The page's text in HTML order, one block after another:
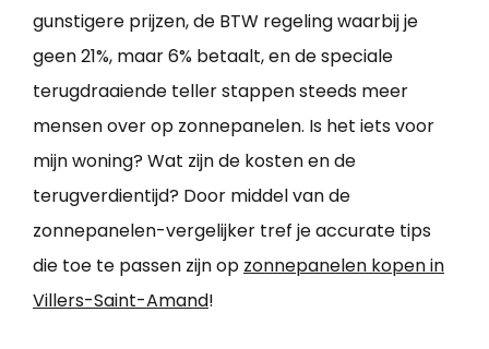
gunstigere prijzen, de BTW regeling waarbij je
geen 21%, maar 6% betaalt, en de speciale
terugdraaiende teller stappen steeds meer
mensen over op zonnepanelen. Is het iets voor
mijn woning? Wat zijn de kosten en de
terugverdientijd? Door middel van de
zonnepanelen-vergelijker tref je accurate tips
die toe te passen zijn op zonnepanelen kopen in
Villers-Saint-Amand!